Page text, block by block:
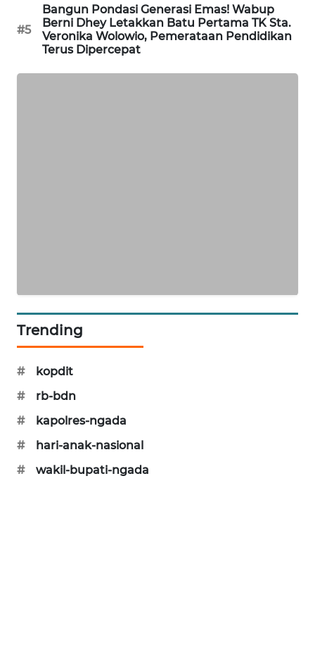
#5
Bangun Pondasi Generasi Emas! Wabup
Berni Dhey Letakkan Batu Pertama TK Sta.
Veronika Wolowio, Pemerataan Pendidikan
Terus Dipercepat
Trending
#
kopdit
#
rb-bdn
#
kapolres-ngada
#
hari-anak-nasional
#
wakil-bupati-ngada
ENERGI
NEWS
ID
PERAPKI
NEWS
SONYA
ASA